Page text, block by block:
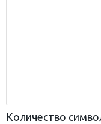
Количество